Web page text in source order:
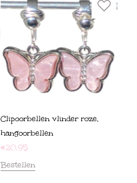
Clipoorbellen vlinder roze,
hangoorbellen
€20,95
Bestellen